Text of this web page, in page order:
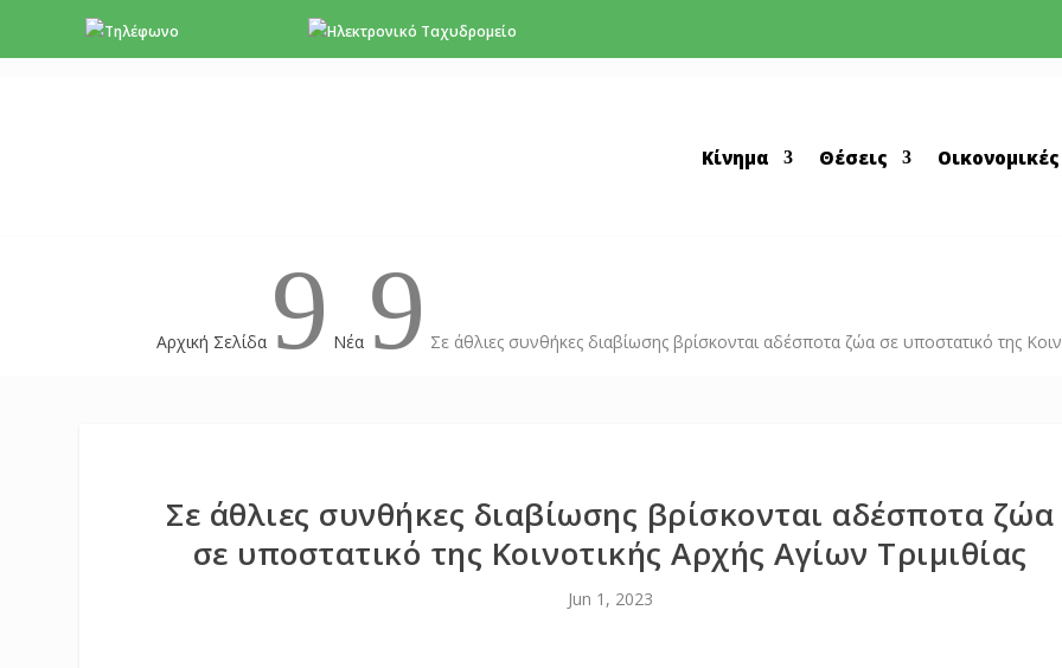
Κίνημα Θέσεις
Αρχική Σελίδα 9 Νέα 9 Σε άθλιες συνθήκες διαβίωσης βρίσκονται αδέσποτα ζώα σε υποστατικό της
Σε άθλιες συνθήκες διαβίωσης βρίσκονται αδέσποτα ζώα
σε υποστατικό της Κοινοτικής Αρχής Αγίων Τριμιθίας
Jun 1, 2023